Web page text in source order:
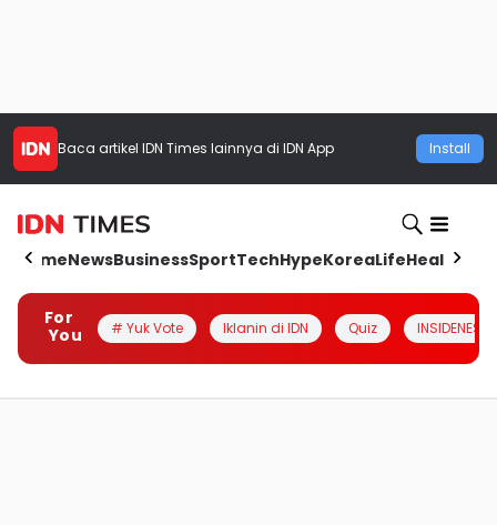
Baca artikel IDN Times lainnya di IDN App Install
HomeNewsBusinessSportTechHypeKoreaLifeHealth
For
You
# Yuk Vote Iklanin di IDN Quiz INSIDENESIA